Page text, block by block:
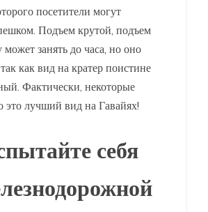
посетители могут
Подъем крутой, подъем
занять до часа, но оно
как вид на кратер поистине
Фактически, некоторые
это лучший вид на Гавайях!
себя